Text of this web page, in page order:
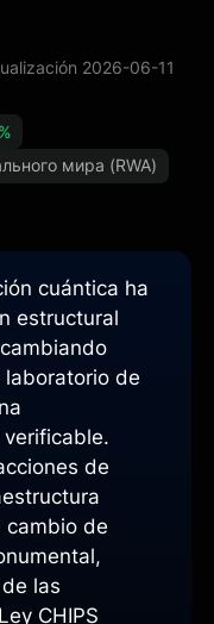
2026-06-11
мира (RWA)
cuántica ha
estructural
de
de
cambio de
las
CHIPS